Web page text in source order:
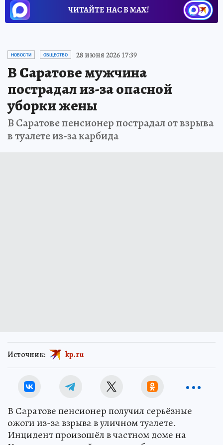
ЧИТАЙТЕ НАС В МАХ!
НОВОСТИ ОБЩЕСТВО 28 июня 2026 17:39
В Саратове мужчина
пострадал из-за опасной
уборки жены
В Саратове пенсионер пострадал от взрыва
в туалете из-за карбида
Источник: kp.ru
В Саратове пенсионер получил серьёзные
ожоги из-за взрыва в уличном туалете.
Инцидент произошёл в частном доме на